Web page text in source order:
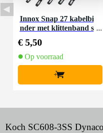
Innox Snap 27 kabelbi
nder met klittenband s
€ 5,50
Op voorraad
+
Koch SC608-3SS